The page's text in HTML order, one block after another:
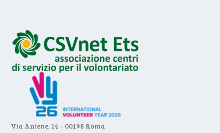
Via Aniene, 14 – 00198 Roma